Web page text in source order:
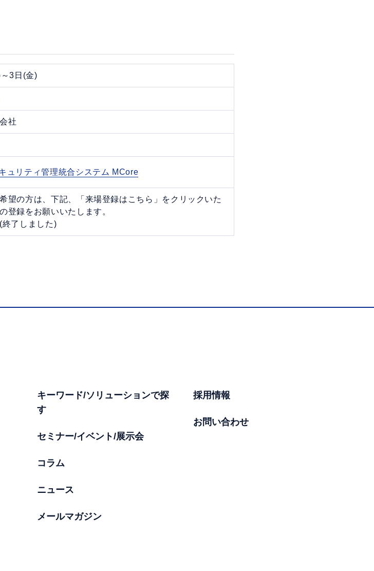
3日(金)
社
ュリティ管理統合システム MCore
望の方は、下記、「来場登録はこちら」をクリックいた
登録をお願いいたします。
了しました)
キーワード/ソリューションで探
す
セミナー/イベント/展示会
コラム
ニュース
メールマガジン
採用情報
お問い合わせ